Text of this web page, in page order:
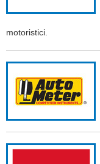
motoristici.